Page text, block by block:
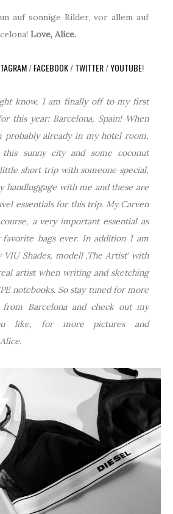
auf sonnige Bilder, vor allem auf
Love, Alice.
/FACEBOOK/TWITTER/YOUTUBE!
know, I am finally off to my first
this year: Barcelona, Spain! When
probably already in my hotel room,
sunny city and some coconut
short trip with someone special,
handluggage with me and these are
essentials for this trip. My Carven
a very important essential as
bags ever. In addition I am
Shades, modell ‚The Artist‘ with
artist when writing and sketching
notebooks. So stay tuned for more
Barcelona and check out my
like, for more pictures and